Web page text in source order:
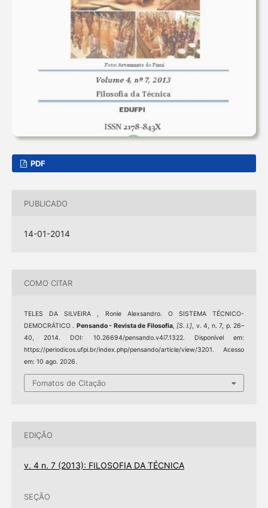
PDF
PUBLICADO
14-01-2014
COMO CITAR
TELES DA SILVEIRA , Ronie Alexsandro. O SISTEMA TÉCNICO-
DEMOCRÁTICO . Pensando - Revista de Filosofia, [S. l.] , v. 4, n. 7, p. 26–
40, 2014. DOI: 10.26694/pensando.v4i7.1322. Disponível em:
https://periodicos.ufpi.br/index.php/pensando/article/view/3201. Acesso
em: 10 ago. 2026.
Fomatos de Citação
EDIÇÃO
v. 4 n. 7 (2013): FILOSOFIA DA TÉCNICA
SEÇÃO